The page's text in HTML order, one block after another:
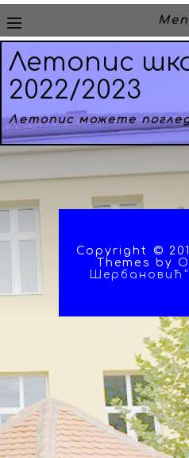
Летопис
2022/2023
Летопис можете
Copyright ©
Themes by